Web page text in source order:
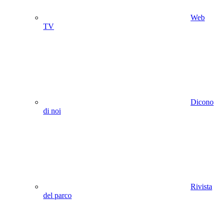
Web
TV
Dicono
di noi
Rivista
del parco